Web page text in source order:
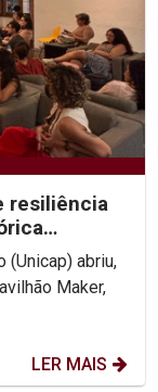
resiliência
(Unicap) abriu,
Maker,
LER MAIS